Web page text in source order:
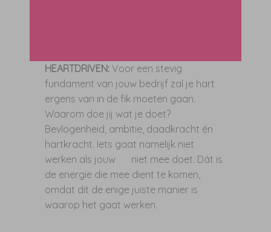
HEARTDRIVEN: Voor een stevig
fundament van jouw bedrijf zal je hart
ergens van in de fik moeten gaan.
Waarom doe jij wat je doet?
Bevlogenheid, ambitie, daadkracht én
hartkracht. Iets gaat namelijk niet
werken als jouw
niet mee doet. Dát is
de energie die mee dient te komen,
omdat dit de enige juiste manier is
waarop het gaat werken.